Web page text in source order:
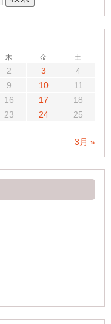
木 金 土
2 3
4
9 10
11
16 17
18
23 24
25
3月 »